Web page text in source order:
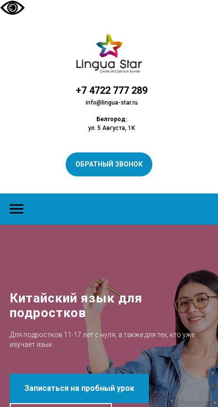
+7 4722 777 289
info@lingua-star.ru
Белгород:
ул. 5 Августа, 1К
ОБРАТНЫЙ ЗВОНОК
Китайский язык для
подростков
Для подростков 11-17 лет с нуля, а также для тех, кто уже
изучает язык
Записаться на пробный урок